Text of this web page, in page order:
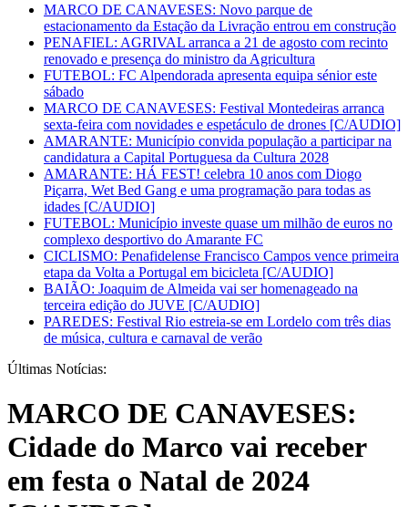
MARCO DE CANAVESES: Novo parque de
estacionamento da Estação da Livração entrou em construção
PENAFIEL: AGRIVAL arranca a 21 de agosto com recinto
renovado e presença do ministro da Agricultura
FUTEBOL: FC Alpendorada apresenta equipa sénior este
sábado
MARCO DE CANAVESES: Festival Montedeiras arranca
sexta-feira com novidades e espetáculo de drones [C/AUDIO]
AMARANTE: Município convida população a participar na
candidatura a Capital Portuguesa da Cultura 2028
AMARANTE: HÁ FEST! celebra 10 anos com Diogo
Piçarra, Wet Bed Gang e uma programação para todas as
idades [C/AUDIO]
FUTEBOL: Município investe quase um milhão de euros no
complexo desportivo do Amarante FC
CICLISMO: Penafidelense Francisco Campos vence primeira
etapa da Volta a Portugal em bicicleta [C/AUDIO]
BAIÃO: Joaquim de Almeida vai ser homenageado na
terceira edição do JUVE [C/AUDIO]
PAREDES: Festival Rio estreia-se em Lordelo com três dias
de música, cultura e carnaval de verão
Últimas Notícias:
MARCO DE CANAVESES:
Cidade do Marco vai receber
em festa o Natal de 2024